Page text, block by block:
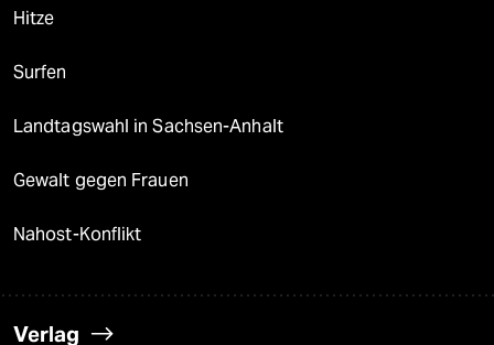
Hitze
Surfen
Landtagswahl in Sachsen-Anhalt
Gewalt gegen Frauen
Nahost-Konflikt
Verlag